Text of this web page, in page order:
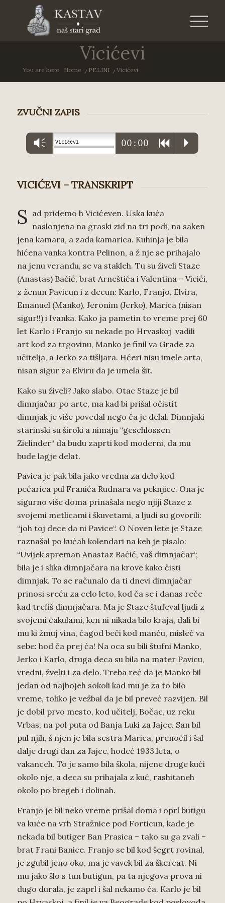
Vicićevi
You are here: Home / PELINI / Vicićevi
ZVUČNI ZAPIS
Vm Vicićevi 00:00 R P
VICIĆEVI – TRANSKRIPT
S ad pridemo h Vicićeven. Uska kuća
naslonjena na graski zid na tri podi, na saken
jena kamara, a zada kamarica. Kuhinja je bila
hićena vanka kontra Pelinon, a ž nje se prihajalo
na jenu verandu, se va stakleh. Tu su živeli Staze
(Anastas) Baćić, brat Arneštića i Valentina – Vicići,
z ženun Pavicun i z decun: Karlo, Franjo, Elvira,
Emanuel (Manko), Jeronim (Jerko), Marica (nisan
sigur!!) i Ivanka. Kako ja pametin to vreme prej 60
let Karlo i Franjo su nekade po Hrvaskoj vadili
art kod za trgovinu, Manko je finil va Grade za
učitelja, a Jerko za tišljara. Hćeri nisu imele arta,
nisan sigur za Elviru da je umela šit.
Kako su živeli? Jako slabo. Otac Staze je bil
dimnjačar po arte, ma kad bi prišal očistit
dimnjak je više povedal nego ča je delal. Dimnjaki
starinski su široki a nimaju “geschlossen
Zielinder“ da budu zaprti kod moderni, da mu
bude lagje delat.
Pavica je pak bila jako vredna za delo kod
pećarica pul Franića Rudnara va peknjice. Ona je
sigurno više doma prinašala nego njiji Staze z
svojemi metlicami i škuvetami, a ljudi su govorili:
“joh toj dece da ni Pavice“. O Noven lete je Staze
raznašal po kućah kolendari na keh je pisalo:
“Uvijek spreman Anastaz Baćić, vaš dimnjačar“,
bila je i slika dimnjačara na krove kako čisti
dimnjak. To se računalo da ti dnevi dimnjačar
prinosi sreću za celo leto, kod ča se i danas reče
kad trefiš dimnjačara. Ma je Staze štufeval ljudi z
svojemi ćakulami, ken ni nikada bilo kraja, dali bi
mu ki žmuj vina, čagod beči kod manću, misleć va
sebe: hod ča prej ća! Na oca su bili štufni Manko,
Jerko i Karlo, druga deca su bila na mater Pavicu,
vredni, žvelti i za delo. Treba reć da je Manko bil
jedan od najbojeh sokoli kad mu je za to bilo
vreme, toliko je vežbal da je bil preveć razvijen. Bil
je dobil prvo mesto, kod učitelj, Bočac, uz reku
Vrbas, na pol puta od Banja Luki za Jajce. San bil
pul njih, š njen je bila sestra Marica, prenoćil i šal
dalje drugi dan za Jajce, hodeć 1933.leta, o
vakanceh. To je samo bila škola, nijene druge kući
okolo nje, a deca su prihajala z kuć, rashitaneh
okolo po bregeh i dolinah.
Franjo je bil neko vreme prišal doma i oprl butigu
va kuće na vrh Stražnice pod Forticun, kade je
nekada bil butiger Ban Prasica – tako su ga zvali –
brat Frani Banice. Franjo se bil kod šegrt rovinal,
je zgubil jeno oko, ma je vavek bil za škercat. Ni
mu jako šlo s tun butigun, pa ta njegova prova ni
dugo durala, je zaprl i šal nekamo ća. Karlo je bil